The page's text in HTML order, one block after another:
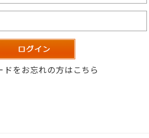
ドをお忘れの方はこちら